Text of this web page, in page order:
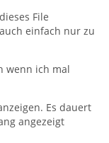
File
einfach nur zu
wenn ich mal
Es dauert
angezeigt